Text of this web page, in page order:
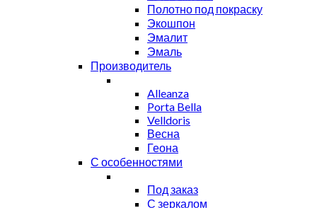
Полотно под покраску
Экошпон
Эмалит
Эмаль
Производитель
Alleanza
Porta Bella
Velldoris
Весна
Геона
С особенностями
Под заказ
С зеркалом